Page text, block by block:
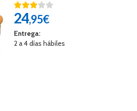
24,95€
Entrega:
2 a 4 días hábiles